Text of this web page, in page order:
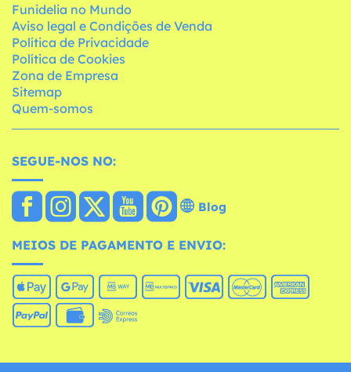
Funidelia no Mundo
Aviso legal e Condições de Venda
Política de Privacidade
Política de Cookies
Zona de Empresa
Sitemap
Quem-somos
SEGUE-NOS NO:
Blog
MEIOS DE PAGAMENTO E ENVIO: